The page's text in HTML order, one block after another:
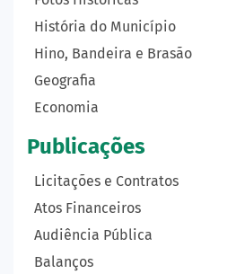
História do Município
Hino, Bandeira e Brasão
Geografia
Economia
Publicações
Licitações e Contratos
Atos Financeiros
Audiência Pública
Balanços